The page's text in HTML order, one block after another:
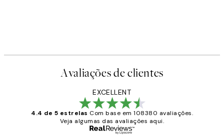
Avaliações de clientes
EXCELLENT
4.4 de 5 estrelas Com base em 108380 avaliações.
Veja algumas das avaliações aqui.